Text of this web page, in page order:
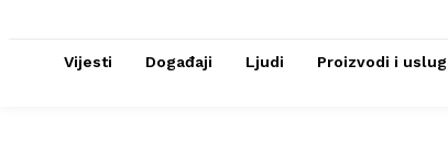
Vijesti Događaji Ljudi Proizvodi i